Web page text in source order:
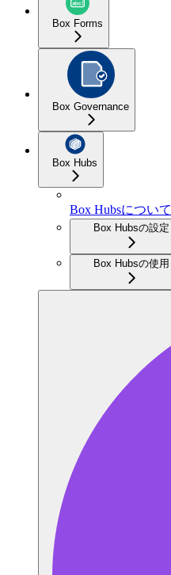
Box Forms
Box Governance
Box Hubs
Box Hubsについて
Box Hubsの設定
Box Hubsの使用